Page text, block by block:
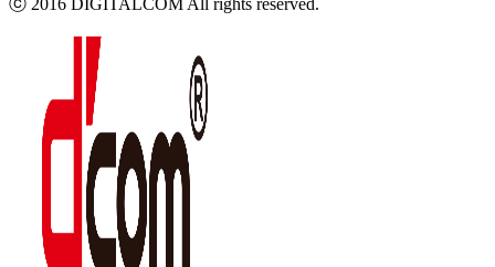
ⓒ 2016 DIGITALCOM All rights reserved.